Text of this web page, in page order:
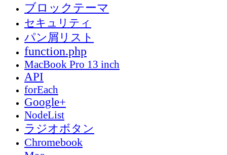
ブロックテーマ
セキュリティ
パン屑リスト
function.php
MacBook Pro 13 inch
API
forEach
Google+
NodeList
ラジオボタン
Chromebook